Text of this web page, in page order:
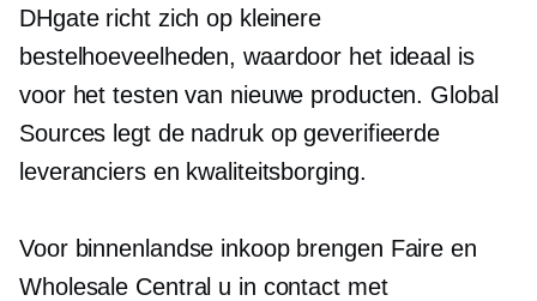
DHgate richt zich op kleinere
bestelhoeveelheden, waardoor het ideaal is
voor het testen van nieuwe producten. Global
Sources legt de nadruk op geverifieerde
leveranciers en kwaliteitsborging.
Voor binnenlandse inkoop brengen Faire en
Wholesale Central u in contact met